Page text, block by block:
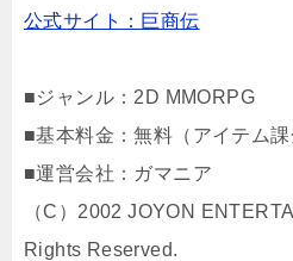
公式サイト：巨商伝
■ジャンル：2D MMORPG
■基本料金：無料（アイテム課
■運営会社：ガマニア
（C）2002 JOYON
Rights Reserved.